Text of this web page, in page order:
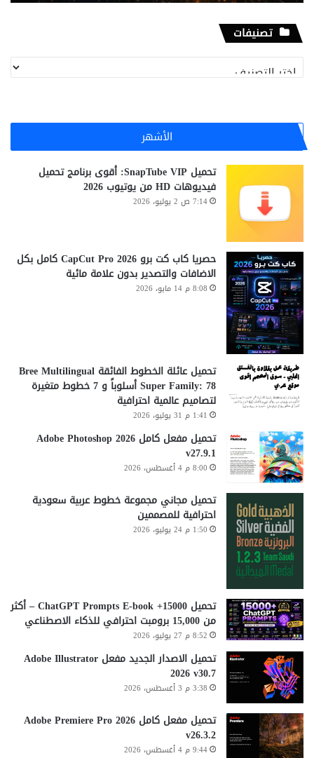
تصنيفات
تصنيفات
الأشهر
تحميل SnapTube VIP: أقوى برنامج تحميل
فيديوهات HD من يوتيوب 2026
7:14 ص 2 يوليو، 2026
حصريا كاب كت برو CapCut Pro 2026 كامل بكل
الاضافات والتصدير بدون علامة مائية
8:08 م 14 مايو، 2026
تحميل عائلة الخطوط الفائقة Bree Multilingual
Super Family: 78 أسلوباً و 7 خطوط متغيرة
لتصاميم عالمية احترافية
1:41 م 31 يوليو، 2026
تحميل مفعل كامل Adobe Photoshop 2026
v27.9.1
8:00 م 4 أغسطس، 2026
تحميل مجاني مجموعة خطوط عربية سعودية
احترافية للمصممين
1:50 م 24 يوليو، 2026
تحميل 15000+ ChatGPT Prompts E-book – أكثر
من 15,000 برومبت احترافي للذكاء الاصطناعي
8:52 م 27 يوليو، 2026
تحميل الاصدار الجديد مفعل Adobe Illustrator
2026 v30.7
3:38 م 3 أغسطس، 2026
تحميل مفعل كامل Adobe Premiere Pro 2026
v26.3.2
9:44 م 4 أغسطس، 2026